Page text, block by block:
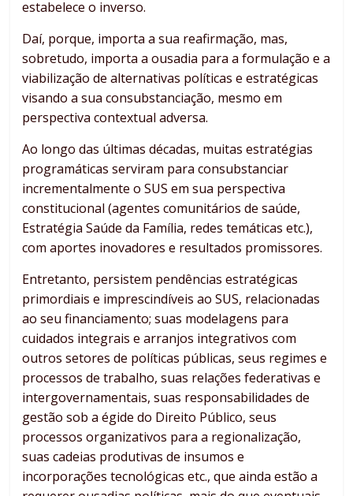
estabelece o inverso.
Daí, porque, importa a sua reafirmação, mas,
sobretudo, importa a ousadia para a formulação e a
viabilização de alternativas políticas e estratégicas
visando a sua consubstanciação, mesmo em
perspectiva contextual adversa.
Ao longo das últimas décadas, muitas estratégias
programáticas serviram para consubstanciar
incrementalmente o SUS em sua perspectiva
constitucional (agentes comunitários de saúde,
Estratégia Saúde da Família, redes temáticas etc.),
com aportes inovadores e resultados promissores.
Entretanto, persistem pendências estratégicas
primordiais e imprescindíveis ao SUS, relacionadas
ao seu financiamento; suas modelagens para
cuidados integrais e arranjos integrativos com
outros setores de políticas públicas, seus regimes e
processos de trabalho, suas relações federativas e
intergovernamentais, suas responsabilidades de
gestão sob a égide do Direito Público, seus
processos organizativos para a regionalização,
suas cadeias produtivas de insumos e
incorporações tecnológicas etc., que ainda estão a